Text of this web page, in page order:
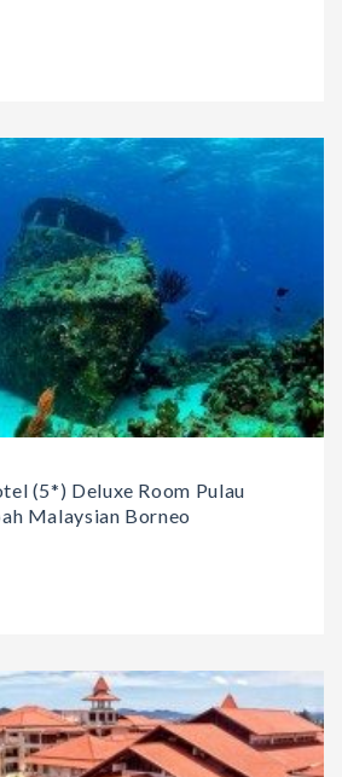
(5*) Deluxe Room Pulau
Malaysian Borneo